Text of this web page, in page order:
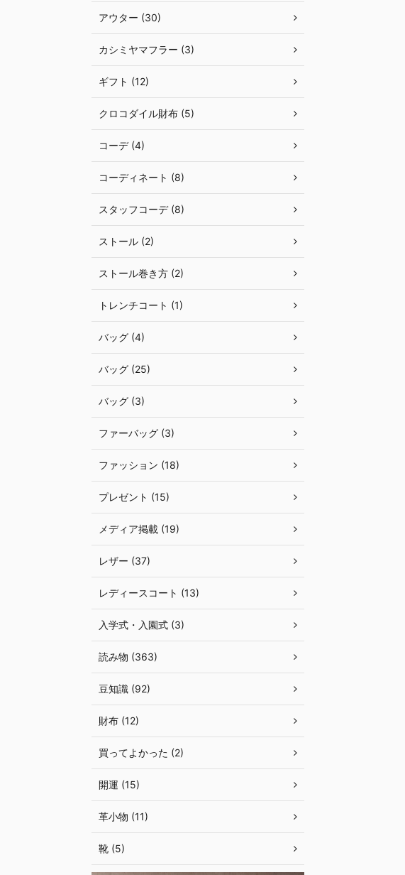
アウター (30)
カシミヤマフラー (3)
ギフト (12)
クロコダイル財布 (5)
コーデ (4)
コーディネート (8)
スタッフコーデ (8)
ストール (2)
ストール巻き方 (2)
トレンチコート (1)
バッグ (4)
バッグ (25)
バッグ (3)
ファーバッグ (3)
ファッション (18)
プレゼント (15)
メディア掲載 (19)
レザー (37)
レディースコート (13)
入学式・入園式 (3)
読み物 (363)
豆知識 (92)
財布 (12)
買ってよかった (2)
開運 (15)
革小物 (11)
靴 (5)